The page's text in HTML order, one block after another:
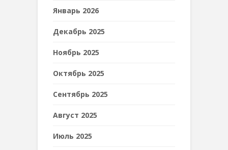
Январь 2026
Декабрь 2025
Ноябрь 2025
Октябрь 2025
Сентябрь 2025
Август 2025
Июль 2025